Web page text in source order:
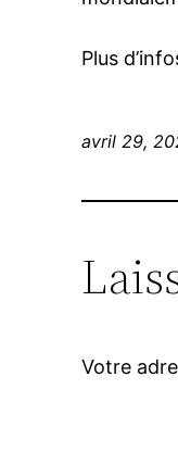
Plus
avril 29,
Votre